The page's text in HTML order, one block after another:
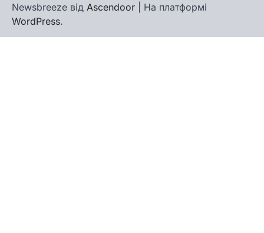
Newsbreeze від Ascendoor | На платформі
WordPress.